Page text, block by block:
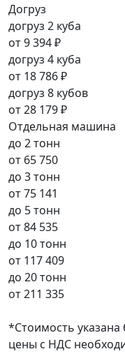
Догруз
догруз 2 куба
от9 394 ₽
догруз 4 куба
от 18 786 ₽
догруз 8 кубов
от28 179 ₽
Отдельная машина
до 2 тонн
от 65 750
до 3 тонн
от75 141
до 5 тонн
от84 535
до 10 тонн
от 117 409
до 20 тонн
от211 335
*Стоимость указана
цены с НДС